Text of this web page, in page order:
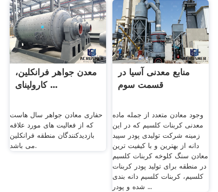
معدن جواهر فرانکلین،
کارولینای ...
حفاری معادن جواهر سال هاست
که از فعالیت های مورد علاقه
بازدیدکنندگان منطقه فرانکلین
می باشد.
منابع معدنی آسیا در
قسمت سوم
وجود معادن متعدد از جمله ماده
معدنی کربنات کلسیم که در این
زمینه شرکت تولیدی پودر سپید
دانه از بهترین و با کیفیت ترین
معادن سنگ کلوخه کربنات کلسیم
در منطقه برای تولید پودر کربنات
کلسیم، کربنات کلسیم دانه بندی
شده و پودر ...